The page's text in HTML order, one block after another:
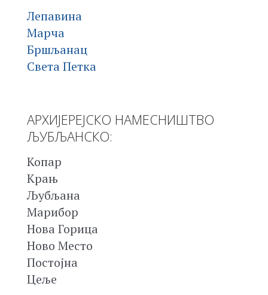
Лепавина
Марча
Бршљанац
Света Петка
АРХИЈЕРЕЈСКО НАМЕСНИШТВО
ЉУБЉАНСКО:
Копар
Крањ
Љубљана
Марибор
Нова Горица
Ново Место
Постојна
Цеље